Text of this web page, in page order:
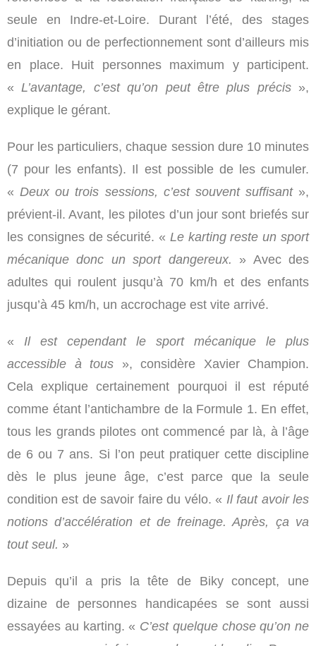
seule en Indre-et-Loire. Durant l’été, des stages
d’initiation ou de perfectionnement sont d’ailleurs mis
en place. Huit personnes maximum y participent.
«L’avantage, c’est qu’on peut être plus précis»,
explique le gérant.
Pour les particuliers, chaque session dure 10 minutes
(7 pour les enfants). Il est possible de les cumuler.
«Deux ou trois sessions, c’est souvent suffisant»,
prévient-il. Avant, les pilotes d’un jour sont briefés sur
les consignes de sécurité. « Le karting reste un sport
mécanique donc un sport dangereux. » Avec des
adultes qui roulent jusqu’à 70 km/h et des enfants
jusqu’à 45 km/h, un accrochage est vite arrivé.
« Il est cependantle sport mécanique le plus
accessible à tous », considère Xavier Champion.
Cela explique certainement pourquoi il est réputé
comme étant l’antichambre de la Formule 1. En effet,
tous les grands pilotes ont commencé par là, à l’âge
de 6 ou 7 ans. Si l’on peut pratiquer cette discipline
dès le plus jeune âge, c’est parce que la seule
condition est de savoir faire du vélo. « Il faut avoir les
notions d’accélération et de freinage. Après, ça va
tout seul. »
Depuis qu’il a pris la tête de Biky concept, une
dizaine de personnes handicapées se sont aussi
essayées au karting. « C’est quelque chose qu’on ne